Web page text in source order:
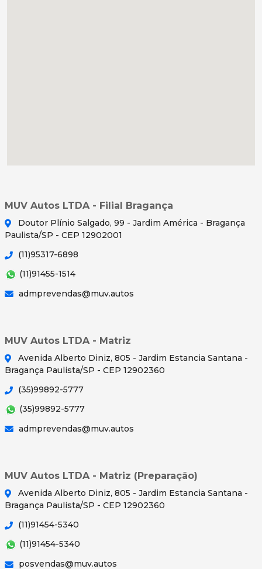
MUV Autos LTDA - Filial Bragança
Doutor Plínio Salgado, 99 - Jardim América - Bragança
Paulista/SP - CEP 12902001
(11)95317-6898
(11)91455-1514
admprevendas@muv.autos
MUV Autos LTDA - Matriz
Avenida Alberto Diniz, 805 - Jardim Estancia Santana -
Bragança Paulista/SP - CEP 12902360
(35)99892-5777
(35)99892-5777
admprevendas@muv.autos
MUV Autos LTDA - Matriz (Preparação)
Avenida Alberto Diniz, 805 - Jardim Estancia Santana -
Bragança Paulista/SP - CEP 12902360
(11)91454-5340
(11)91454-5340
posvendas@muv.autos